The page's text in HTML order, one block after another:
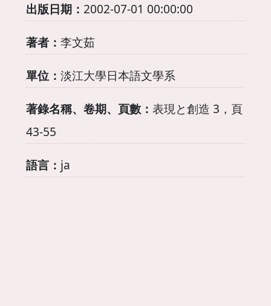
出版日期： 2002-07-01 00:00:00
著者： 李文茹
單位： 淡江大學日本語文學系
著錄名稱、卷期、頁數： 表現と創造 3，頁
43-55
語言： ja